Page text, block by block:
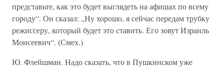
представьте, как это будет выглядеть на афишах по всему
городу“. Он сказал: „Ну хорошо, я сейчас передам трубку
режиссеру, который будет это ставить. Его зовут Израиль
Моисеевич“. (Смех.)
Ю. Флейшман. Надо сказать, что в Пушкинском уже